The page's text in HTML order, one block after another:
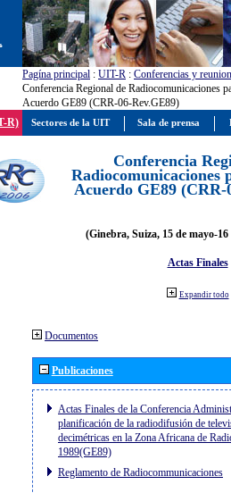
Pagína principal : UIT-R : Conferencias y
Conferencia Regional de Radiocomunicaciones
Acuerdo GE89 (CRR-06-Rev.GE89)
R)
Conferencia
Radiocomunicaciones
Acuerdo GE89 (CRR-
(Ginebra, Suiza, 15 de mayo-
Actas Finales
Expandir todo
Documentos
Publicaciones
Actas Finales de la Conferencia
planificación de la radiodifusión de
decimétricas en la Zona Africana de
1989(GE89)
Reglamento de Radiocommunicaciones
Sectores de la UIT Sala de prensa